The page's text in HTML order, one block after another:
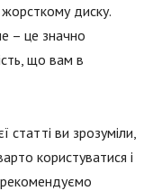
жорсткому диску.
– це значно
що вам в
статті ви зрозуміли,
користуватися і